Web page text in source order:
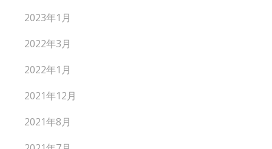
2023年1月
2022年3月
2022年1月
2021年12月
2021年8月